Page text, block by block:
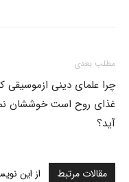
مطلب بعدی
چرا علمای دینی ازموسیقی
غذای روح است خوششان
آید؟
مقالات مرتبط از این